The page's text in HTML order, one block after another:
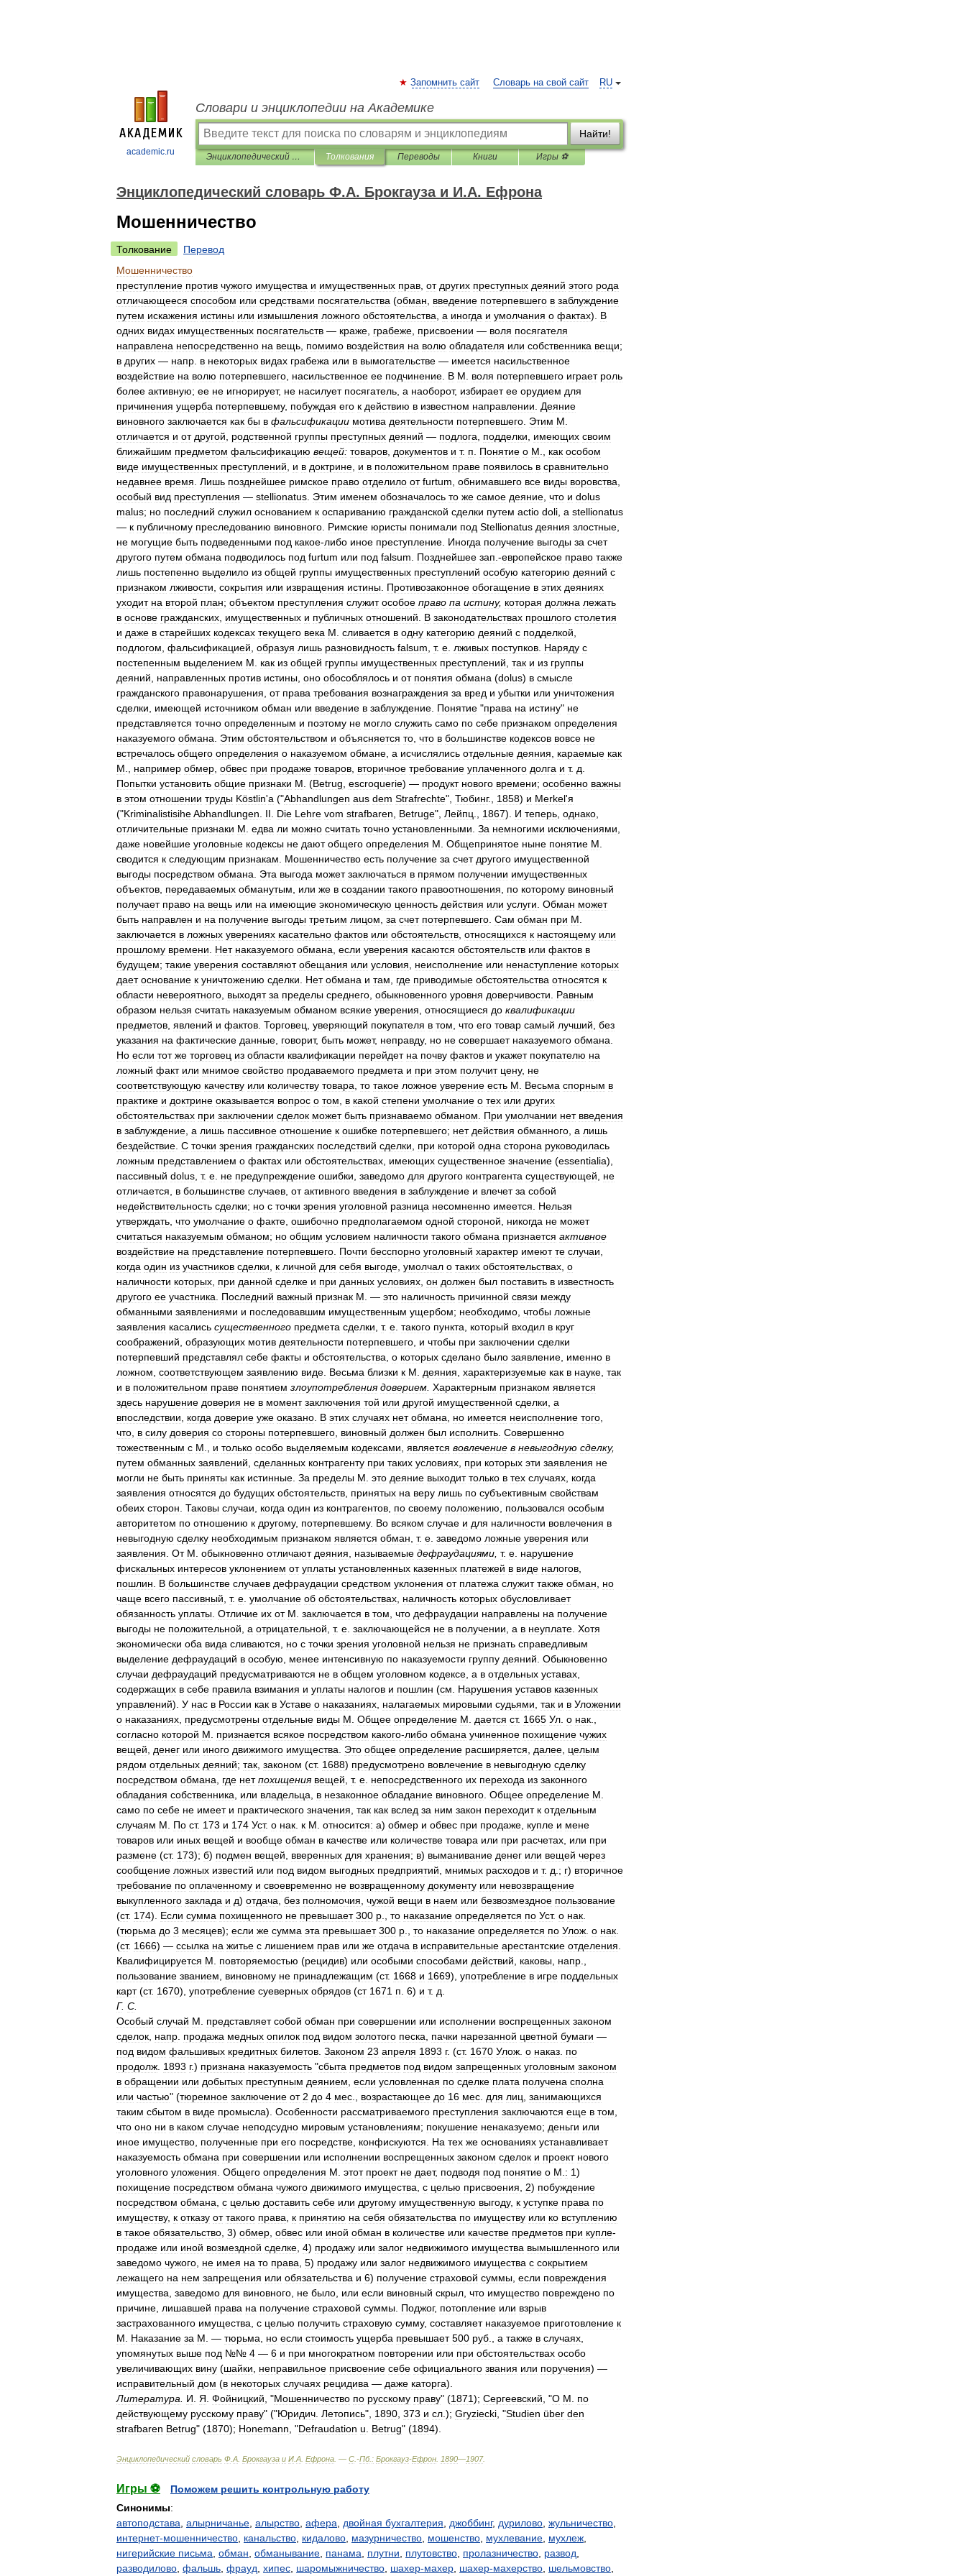
academic.ru
RU
Запомнить сайт Словарь на свой сайт
Словари и энциклопедии на Академике
Найти!
Энциклопедический словарь Ф.А. Брокгауза и И.А. Ефрона Толкования Переводы Книги Игры ⚽
Энциклопедический словарь Ф.А. Брокгауза и И.А. Ефрона
Мошенничество
Толкование
Перевод
Мошенничество
преступление против чужого имущества и имущественных прав от других преступных деяний этого рода
отличающееся способом или средствами посягательства (обман введение потерпевшего в заблуждение
путем искажения истины или измышления ложного обстоятельства а иногда и умолчания о фактах). В
одних видах имущественных посягательств — краже грабеже присвоении — воля посягателя
направлена непосредственно на вещь помимо воздействия на волю обладателя или собственника вещи;
в других — напр в некоторых видах грабежа или в вымогательстве — имеется насильственное
воздействие на волю потерпевшего насильственное ее подчинение В М воля потерпевшего играет роль
более активную; ее не игнорирует, не насилует посягатель а наоборот, избирает ее орудием для
причинения ущерба потерпевшему, побуждая его к действию в известном направлении
Деяние
виновного заключается как бы в фальсификации мотива деятельности потерпевшего Этим М
отличается и от другой родственной группы преступных деяний — подлога подделки имеющих своим
ближайшим предметом фальсификацию вещей: товаров документов и т. п Понятие о М как особом
виде имущественных преступлений и в доктрине и в положительном праве появилось в сравнительно
недавнее время Лишь позднейшее римское право отделило от furtum обнимавшего все виды воровства
особый вид преступления — stellionatus Этим именем обозначалось то же самое деяние что и dolus
malus; но последний служил основанием к оспариванию гражданской сделки путем actio doli a stellionatus
— к публичному преследованию виновного Римские юристы понимали под Stellionatus деяния злостные
не могущие быть подведенными под какое-либо иное преступление Иногда получение выгоды за счет
другого путем обмана подводилось под furtum или под falsum Позднейшее зап .-европейское право также
лишь постепенно выделило из общей группы имущественных преступлений особую категорию деяний с
признаком лживости сокрытия или извращения истины Противозаконное обогащение в этих деяниях
уходит на второй план; объектом преступления служит особое право па истину, которая должна лежать
в основе гражданских имущественных и публичных отношений В законодательствах прошлого столетия
и даже в старейших кодексах текущего века М сливается в одну категорию деяний с подделкой
подлогом фальсификацией образуя лишь разновидность falsum т. е лживых поступков Наряду с
постепенным выделением М как из общей группы имущественных преступлений так и из группы
деяний
направленных против истины оно обособлялось и от понятия обмана (dolus) в смысле
гражданского правонарушения от права требования вознаграждения за вред и убытки или уничтожения
сделки
имеющей источником обман или введение в заблуждение Понятие "права на истину" не
представляется точно определенным и поэтому не могло служить само по себе признаком определения
наказуемого обмана Этим обстоятельством и объясняется то что в большинстве кодексов вовсе не
встречалось общего определения о наказуемом обмане а исчислялись отдельные деяния караемые как
М
например обмер обвес при продаже товаров вторичное требование уплаченного долга и т. д
Попытки установить общие признаки M . (Betrug escroquerie) — продукт нового времени; особенно важны
в этом отношении труды Köstlin'a ("Abhandlungen aus dem Strafrechte", Тюбинг., 1858) и Merkel'я
("KriminalistisiheAbhandlungen II Die Lehre vom strafbaren Betruge", Лейпц 1867). И теперь однако
отличительные признаки М едва ли можно считать точно установленными За немногими исключениями
даже новейшие уголовные кодексы не дают общего определения М Общепринятое ныне понятие М
сводится к следующим признакам Мошенничество есть получение за счет другого имущественной
выгоды посредством обмана Эта выгода может заключаться в прямом получении имущественных
объектов передаваемых обманутым или же в создании такого правоотношения по которому виновный
получает право на вещь или на имеющие экономическую ценность действия или услуги Обман может
быть направлен и на получение выгоды третьим лицом за счет потерпевшего Сам обман при М
заключается в ложных уверениях касательно фактов или обстоятельств относящихся к настоящему или
прошлому времени Нет наказуемого обмана если уверения касаются обстоятельств или фактов в
будущем; такие уверения составляют обещания или условия неисполнение или ненаступление которых
дает основание к уничтожению сделки Нет обмана и там где приводимые обстоятельства относятся к
области невероятного выходят за пределы среднего обыкновенного уровня доверчивости
Равным
образом нельзя считать наказуемым обманом всякие уверения относящиеся до квалификации
предметов явлений и фактов Торговец уверяющий покупателя в том что его товар самый лучший без
указания на фактические данные говорит, быть может, неправду, но не совершает наказуемого обмана
Но если тот же торговец из области квалификации перейдет на почву фактов и укажет покупателю на
ложный факт или мнимое свойство продаваемого предмета и при этом получит цену, не
соответствующую качеству или количеству товара то такое ложное уверение есть М Весьма спорным в
практике и доктрине оказывается вопрос о том в какой степени умолчание о тех или других
обстоятельствах при заключении сделок может быть признаваемо обманом При умолчании нет введения
в заблуждение а лишь пассивное отношение к ошибке потерпевшего; нет действия обманного а лишь
бездействие С точки зрения гражданских последствий сделки при которой одна сторона руководилась
ложным представлением о фактах или обстоятельствах имеющих существенное значение (essentialia),
пассивный dolus т. е не предупреждение ошибки заведомо для другого контрагента существующей
не
отличается
в большинстве случаев от активного введения в заблуждение и влечет за собой
недействительность сделки; но с точки зрения уголовной разница несомненно имеется
Нельзя
утверждать что умолчание о факте ошибочно предполагаемом одной стороной никогда не может
считаться наказуемым обманом; но общим условием наличности такого обмана признается активное
воздействие на представление потерпевшего Почти бесспорно уголовный характер имеют те случаи
когда один из участников сделки к личной для себя выгоде умолчал о таких обстоятельствах о
наличности которых при данной сделке и при данных условиях он должен был поставить в известность
другого ее участника Последний важный признак М . — это наличность причинной связи между
обманными заявлениями и последовавшим имущественным ущербом; необходимо чтобы ложные
заявления касались существенного предмета сделки т. е такого пункта который входил в круг
соображений образующих мотив деятельности потерпевшего и чтобы при заключении сделки
потерпевший представлял себе факты и обстоятельства о которых сделано было заявление именно в
ложном соответствующем заявлению виде Весьма близки к М деяния характеризуемые как в науке так
и в положительном праве понятием злоупотребления доверием Характерным признаком является
здесь нарушение доверия не в момент заключения той или другой имущественной сделки а
впоследствии
когда доверие уже оказано В этих случаях нет обмана но имеется неисполнение того
что в силу доверия со стороны потерпевшего виновный должен был исполнить Совершенно
тожественным с М и только особо выделяемым кодексами является вовлечение в невыгодную сделку,
путем обманных заявлений сделанных контрагенту при таких условиях при которых эти заявления не
могли не быть приняты как истинные За пределы М это деяние выходит только в тех случаях когда
заявления относятся до будущих обстоятельств принятых на веру лишь по субъективным свойствам
обеих сторон Таковы случаи когда один из контрагентов по своему положению пользовался особым
авторитетом по отношению к другому, потерпевшему. Во всяком случае и для наличности вовлечения в
невыгодную сделку необходимым признаком является обман т. е заведомо ложные уверения или
заявления От М обыкновенно отличают деяния называемые дефраудациями т. е нарушение
фискальных интересов уклонением от уплаты установленных казенных платежей в виде налогов
пошлин
В большинстве случаев дефраудации средством уклонения от платежа служит также обман
но
чаще всего пассивный т. е умолчание об обстоятельствах наличность которых обусловливает
обязанность уплаты Отличие их от М заключается в том что дефраудации направлены на получение
выгоды не положительной а отрицательной т. е заключающейся не в получении а в неуплате Хотя
экономически оба вида сливаются но с точки зрения уголовной нельзя не признать справедливым
выделение дефраудаций в особую менее интенсивную по наказуемости группу деяний Обыкновенно
случаи дефраудаций предусматриваются не в общем уголовном кодексе а в отдельных уставах
содержащих в себе правила взимания и уплаты налогов и пошлин (см Нарушения уставов казенных
управлений). У нас в России как в Уставе о наказаниях налагаемых мировыми судьями так и в Уложении
о наказаниях предусмотрены отдельные виды М Общее определение М дается ст. 1665 Ул о нак
согласно которой М признается всякое посредством какого-либо обмана учиненное похищение чужих
вещей
денег или иного движимого имущества Это общее определение расширяется далее целым
рядом отдельных деяний; так законом (ст. 1688) предусмотрено вовлечение в невыгодную сделку
посредством обмана где нет похищения вещей т. е непосредственного их перехода из законного
обладания собственника или владельца в незаконное обладание виновного Общее определение М
само по себе не имеет и практического значения так как вслед за ним закон переходит к отдельным
случаям М По ст. 173 и 174 Уст. о нак к М относится: а) обмер и обвес при продаже купле и мене
товаров или иных вещей и вообще обман в качестве или количестве товара или при расчетах или при
размене (ст. 173); б) подмен вещей вверенных для хранения; в) выманивание денег или вещей через
сообщение ложных известий или под видом выгодных предприятий мнимых расходов и т. д .; г) вторичное
требование по оплаченному и своевременно не возвращенному документу или невозвращение
выкупленного заклада и д) отдача без полномочия чужой вещи в наем или безвозмездное пользование
(ст. 174). Если сумма похищенного не превышает 300 р то наказание определяется по Уст. о нак
(тюрьма до 3 месяцев); если же сумма эта превышает 300 р то наказание определяется по Улож о нак
(ст. 1666) — ссылка на житье с лишением прав или же отдача в исправительные арестантские отделения
Квалифицируется М повторяемостью (рецидив) или особыми способами действий каковы напр
пользование званием виновному не принадлежащим (ст. 1668 и 1669), употребление в игре поддельных
карт(ст. 1670), употребление суеверных обрядов (ст 1671 п 6) и т. д
Г. С
Особый случай М представляет собой обман при совершении или исполнении воспрещенных законом
сделок напр продажа медных опилок под видом золотого песка пачки нарезанной цветной бумаги —
под видом фальшивых кредитных билетов Законом 23 апреля 1893 г. (ст. 1670 Улож о наказ по
продолж 1893 г.) признана наказуемость "сбыта предметов под видом запрещенных уголовным законом
в обращении или добытых преступным деянием если условленная по сделке плата получена сполна
или частью" (тюремное заключение от 2 до 4 мес возрастающее до 16 мес для лиц занимающихся
таким сбытом в виде промысла). Особенности рассматриваемого преступления заключаются еще в том
что оно ни в каком случае неподсудно мировым установлениям; покушение ненаказуемо; деньги или
иное имущество полученные при его посредстве конфискуются На тех же основаниях устанавливает
наказуемость обмана при совершении или исполнении воспрещенных законом сделок и проект нового
уголовного уложения Общего определения М этот проект не дает, подводя под понятие о М : 1)
похищение посредством обмана чужого движимого имущества с целью присвоения 2) побуждение
посредством обмана с целью доставить себе или другому имущественную выгоду, к уступке права по
имуществу, к отказу от такого права к принятию на себя обязательства по имуществу или ко вступлению
в такое обязательство 3) обмер обвес или иной обман в количестве или качестве предметов при купле-
продаже или иной возмездной сделке 4) продажу или залог недвижимого имущества вымышленного или
заведомо чужого не имея на то права 5) продажу или залог недвижимого имущества с сокрытием
лежащего на нем запрещения или обязательства и 6) получение страховой суммы если повреждения
имущества заведомо для виновного не было или если виновный скрыл что имущество повреждено по
причине лишавшей права на получение страховой суммы Поджог, потопление или взрыв
застрахованного имущества с целью получить страховую сумму, составляет наказуемое приготовление к
М
Наказание за М . — тюрьма но если стоимость ущерба превышает 500 руб а также в случаях
упомянутых выше под №№ 4 — 6 и при многократном повторении или при обстоятельствах особо
увеличивающих вину (шайки неправильное присвоение себе официального звания или поручения) —
исправительный дом (в некоторых случаях рецидива — даже каторга).
Литература
И Я Фойницкий , "Мошенничество по русскому праву" (1871); Сергеевский , "О М
по
действующему русскому праву" ("Юридич Летопись", 1890 373 и сл .); Gryziecki , "Studien über den
strafbaren Betrug" (1870); Honemann , "Defraudation u Betrug" (1894).
Энциклопедический словарь Ф А Брокгауза и И А Ефрона . — С .-Пб. : Брокгауз-Ефрон 1890—1907.
Игры ⚽
Поможем решить контрольную работу
Синонимы:
автоподстава алырничанье алырство афера двойная бухгалтерия джоббинг, дурилово жульничество
интернет-мошенничество канальство кидалово мазурничество мошенство мухлевание мухлеж
нигерийские письма обман обманывание панама плутни плутовство пролазничество развод
разводилово фальшь фрауд хипес шаромыжничество шахер-махер шахер-махерство шельмовство